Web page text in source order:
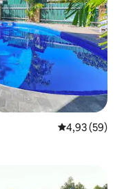
Prosječna
4,93 (59)